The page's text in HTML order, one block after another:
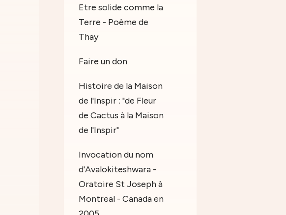
Etre solide comme la
Terre - Poème de
Thay
Faire un don
Histoire de la Maison
de l'Inspir : "de Fleur
de Cactus à la Maison
de l'Inspir"
Invocation du nom
d'Avalokiteshwara -
Oratoire St Joseph à
Montreal - Canada en